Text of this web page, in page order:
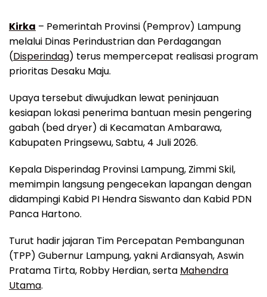
Kirka – Pemerintah Provinsi (Pemprov) Lampung
melalui Dinas Perindustrian dan Perdagangan
(Disperindag) terus mempercepat realisasi program
prioritas Desaku Maju.
Upaya tersebut diwujudkan lewat peninjauan
kesiapan lokasi penerima bantuan mesin pengering
gabah (bed dryer) di Kecamatan Ambarawa,
Kabupaten Pringsewu, Sabtu, 4 Juli 2026.
Kepala Disperindag Provinsi Lampung, Zimmi Skil,
memimpin langsung pengecekan lapangan dengan
didampingi Kabid PI Hendra Siswanto dan Kabid PDN
Panca Hartono.
Turut hadir jajaran Tim Percepatan Pembangunan
(TPP) Gubernur Lampung, yakni Ardiansyah, Aswin
Pratama Tirta, Robby Herdian, serta Mahendra
Utama.